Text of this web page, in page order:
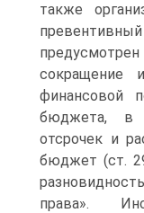
также
предусмотрен
сокращение
финансовой
бюджета, в
отсрочек и
бюджет (ст.
права».